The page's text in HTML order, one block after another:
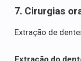
7. Cirurgias
Extração de
Extração do